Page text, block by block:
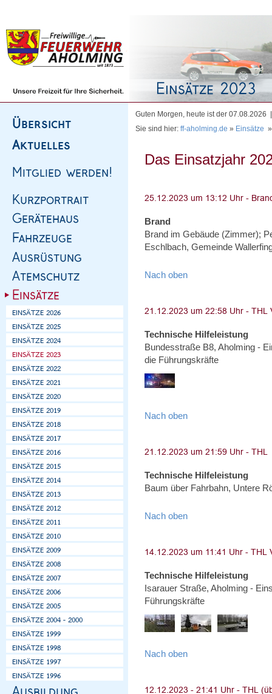
Guten Morgen, heute ist der
Sie sind hier: ff-aholming.de » Einsätze
Das Einsatzjahr
Brand
Brand im Gebäude (Zimmer);
Eschlbach, Gemeinde
Nach oben
Technische Hilfeleistung
Bundesstraße B8, Aholming -
die Führungskräfte
Nach oben
Technische Hilfeleistung
Baum über Fahrbahn, Untere
Nach oben
Technische Hilfeleistung
Isarauer Straße, Aholming -
Führungskräfte
Nach oben